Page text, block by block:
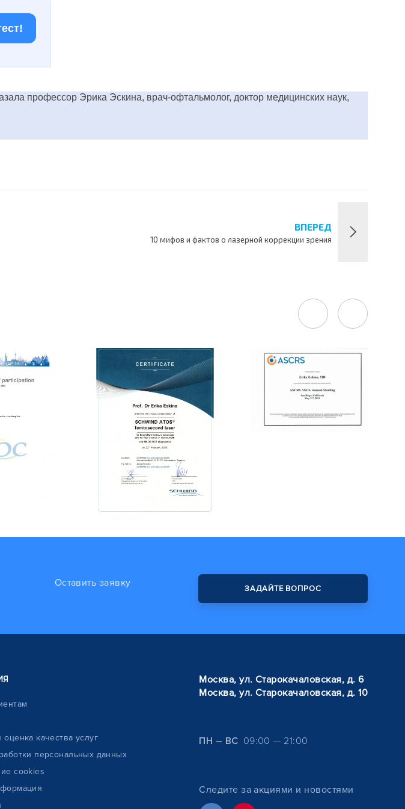
профессор Эрика Эскина, врач-офтальмолог, доктор медицинских наук,
ВПЕРЕД
10 мифов и фактов о лазерной коррекции зрения
Оставить заявку ЗАДАЙТЕ ВОПРОС
качества услуг
персональных данных
cookies
Москва, ул. Старокачаловская, д. 6
Москва, ул. Старокачаловская, д. 10
ПН – ВС 09:00 — 21:00
Следите за акциями и новостями